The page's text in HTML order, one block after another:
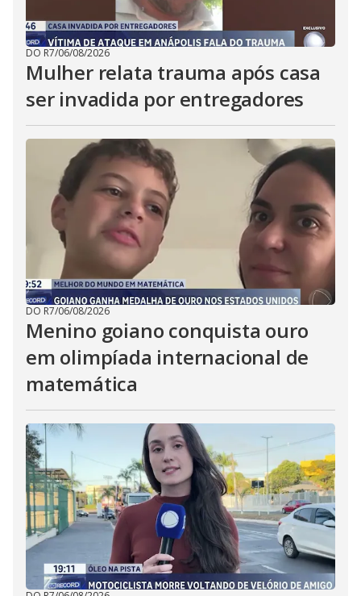
DO R7/06/08/2026
Mulher relata trauma após casa
ser invadida por entregadores
DO R7/06/08/2026
Menino goiano conquista ouro
em olimpíada internacional de
matemática